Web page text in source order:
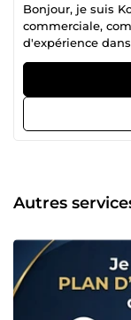
Bonjour, je suis
commerciale,
d'expérience
management
entrepreneurs et
leur vision. Mon
rédaction : je
transforment vos
bilans et notes
d'argumentaires
professionnelle.
sans fautes. Le
données. Besoin
projet ?
nouvelle
Autres